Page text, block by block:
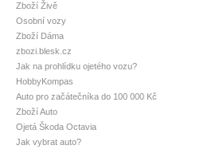
Zboží Živě
Osobní vozy
Zboží Dáma
zbozi.blesk.cz
Jak na prohlídku ojetého vozu?
HobbyKompas
Auto pro začátečníka do 100 000 Kč
Zboží Auto
Ojetá Škoda Octavia
Jak vybrat auto?